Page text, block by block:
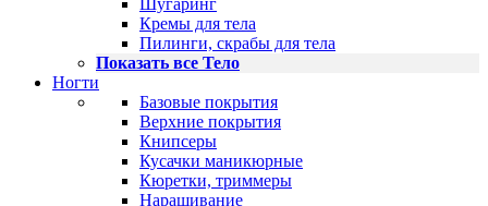
Шугаринг
Кремы для тела
Пилинги, скрабы для тела
Показать все Тело
Ногти
Базовые покрытия
Верхние покрытия
Книпсеры
Кусачки маникюрные
Кюретки, триммеры
Наращивание